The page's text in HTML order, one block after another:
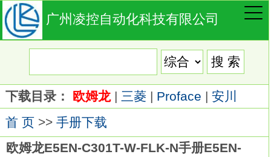
广州凌控自动化科技有限公司
下载目录： 欧姆龙| 三菱| Proface | 安川
首 页>> 手册下载
欧姆龙E5EN-C301T-W-FLK-N手册E5EN-